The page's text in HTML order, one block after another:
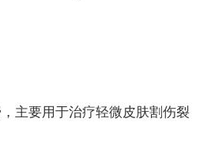
主要用于治疗轻微皮肤割伤裂